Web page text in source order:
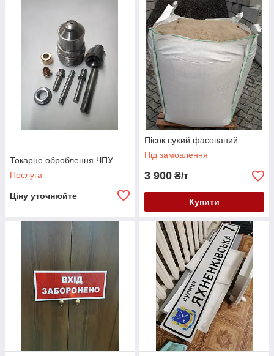
Токарне оброблення ЧПУ
Послуга
Ціну уточнюйте
Пісок сухий фасований
Під замовлення
3 900 ₴/т
Купити